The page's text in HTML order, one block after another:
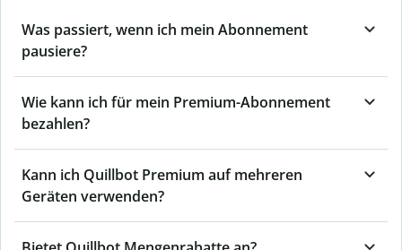
Was passiert, wenn ich mein Abonnement
pausiere?
Wie kann ich für mein Premium-Abonnement
bezahlen?
Kann ich Quillbot Premium auf mehreren
Geräten verwenden?